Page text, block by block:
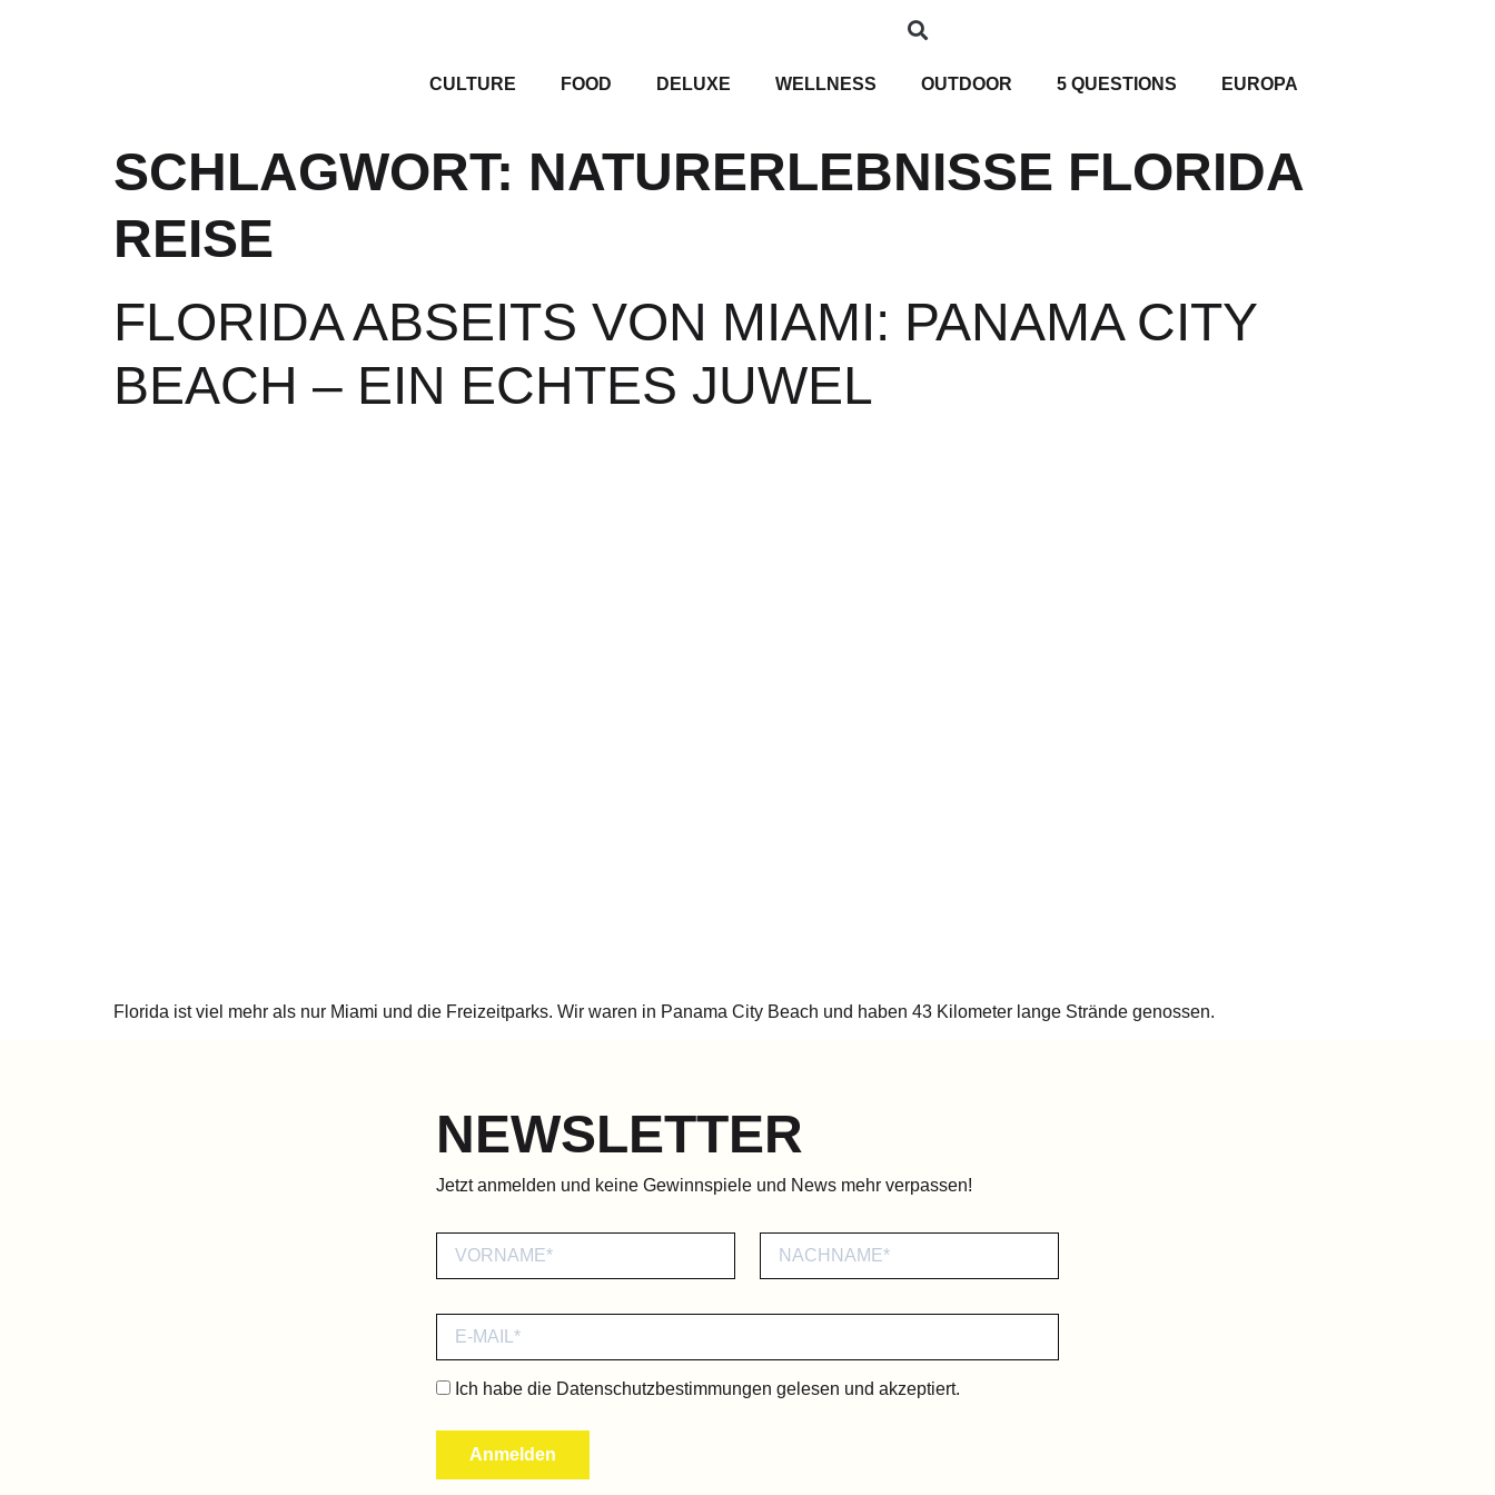
CULTURE FOOD DELUXE WELLNESS OUTDOOR 5 QUESTIONS EUROPA
SCHLAGWORT: NATURERLEBNISSE FLORIDA
REISE
FLORIDA ABSEITS VON MIAMI: PANAMA CITY
BEACH – EIN ECHTES JUWEL
Florida ist viel mehr als nur Miami und die Freizeitparks. Wir waren in Panama City Beach und haben 43 Kilometer lange Strände genossen.
NEWSLETTER
Jetzt anmelden und keine Gewinnspiele und News mehr verpassen!
Ich habe die Datenschutzbestimmungen gelesen und akzeptiert.